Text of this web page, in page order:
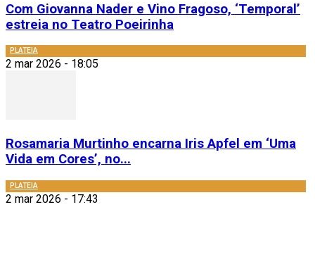
Com Giovanna Nader e Vino Fragoso, ‘Temporal’
estreia no Teatro Poeirinha
PLATEIA
2 mar 2026 - 18:05
Rosamaria Murtinho encarna Iris Apfel em ‘Uma
Vida em Cores’, no...
PLATEIA
2 mar 2026 - 17:43